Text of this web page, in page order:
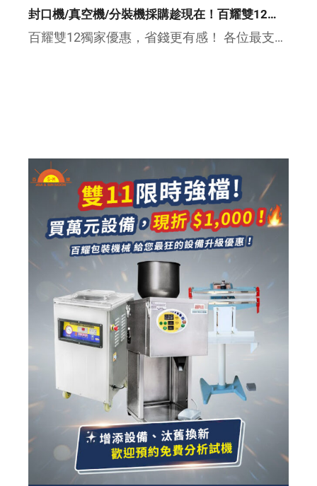
封口機/真空機/分裝機採購趁現在！百耀雙12獨家優惠，省錢更有感！
百耀雙12獨家優惠，省錢更有感！ 各位最支持百耀的包裝夥伴們，大家好！ 又到了年終採購設備的最佳時機。我們百耀 […]